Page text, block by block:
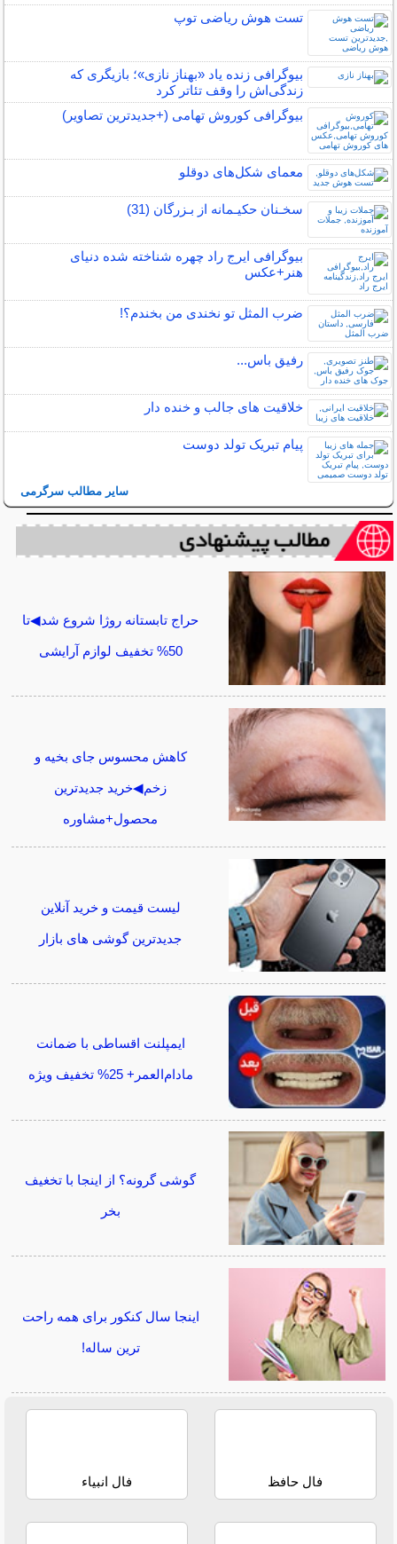
تست هوش ریاضی توپ
بیوگرافی زنده یاد «بهناز نازی»؛ بازیگری که
زندگی‌اش را وقف تئاتر کرد
بیوگرافی کوروش تهامی (+جدیدترین تصاویر)
معمای شکل‌های دوقلو
سخـنان حکیـمانه از بـزرگان (31)
بیوگرافی ایرج راد چهره شناخته شده دنیای
هنر+عکس
ضرب المثل تو نخندی من بخندم؟!
رفیق باس...
خلاقیت های جالب و خنده دار
پیام تبریک تولد دوست
سایر مطالب سرگرمی
حراج تابستانه روژا شروع شد◀تا
50% تخفیف لوازم آرایشی
کاهش محسوس جای بخیه و
زخم◀خرید جدیدترین
محصول+مشاوره
لیست قیمت و خرید آنلاین
جدیدترین گوشی های بازار
ایمپلنت اقساطی با ضمانت
مادام‌العمر+ 25% تخفیف ویژه
گوشی گرونه؟ از اینجا با تخغیف
بخر
اینجا سال کنکور برای همه راحت
ترین ساله!
فال حافظ فال انبیاء